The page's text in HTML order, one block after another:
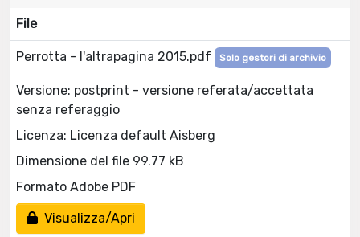
File
Perrotta - l'altrapagina 2015.pdf Solo gestori di archivio
Versione: postprint - versione referata/accettata
senza referaggio
Licenza: Licenza default Aisberg
Dimensione del file 99.77 kB
Formato Adobe PDF
Visualizza/Apri